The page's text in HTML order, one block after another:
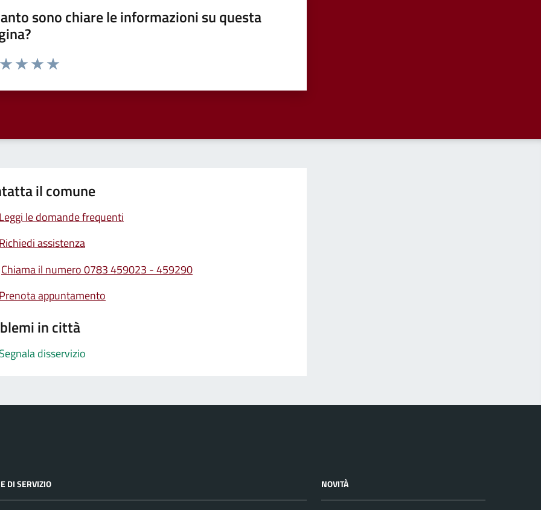
sono chiare le informazioni su questa
da 1 a 5 stelle la pagina
il comune
Leggi le domande frequenti
Richiedi assistenza
Chiama il numero 0783 459023 - 459290
Prenota appuntamento
in città
Segnala disservizio
DI SERVIZIO NOVITÀ